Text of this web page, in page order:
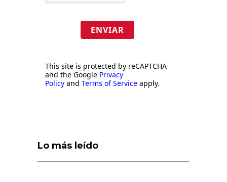
ENVIAR
This site is protected by reCAPTCHA
and the Google Privacy
Policy and Terms of Service apply.
Lo más leído